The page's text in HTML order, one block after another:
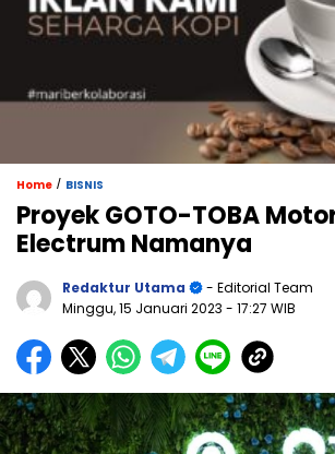
Home / BISNIS
Proyek GOTO-TOBA
Electrum Namanya
Redaktur Utama
- Editorial Team
Minggu, 15 Januari 2023 - 17:27 WIB